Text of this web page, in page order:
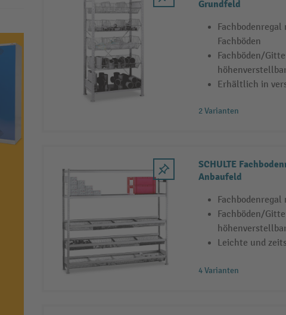
Grundfeld
Fachböden
Fachböden/
Erhältlich in
2 Varianten
SCHULTE
Anbaufeld
Fachbodenregal
Fachböden/
Leichte und
4 Varianten